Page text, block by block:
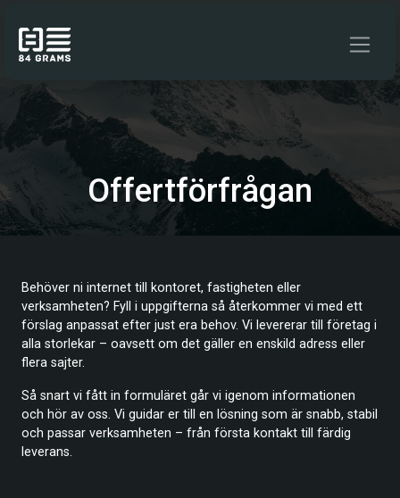
Offertförfrågan
Behöver ni internet till kontoret, fastigheten eller
verksamheten? Fyll i uppgifterna så återkommer vi med ett
förslag anpassat efter just era behov. Vi levererar till företag i
alla storlekar – oavsett om det gäller en enskild adress eller
flera sajter.
Så snart vi fått in formuläret går vi igenom informationen
och hör av oss. Vi guidar er till en lösning som är snabb, stabil
och passar verksamheten – från första kontakt till färdig
leverans.